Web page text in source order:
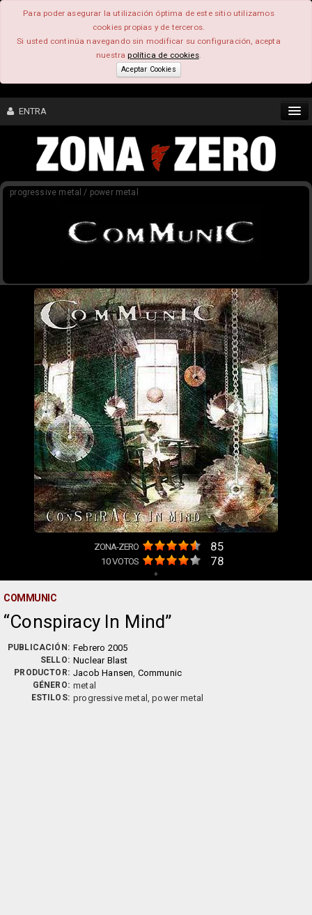
Para poder asegurar la utilización óptima de este sitio utilizamos
cookies propias y de terceros.
Si usted continúa navegando sin modificar su configuración, acepta
nuestrapolítica de cookies.
Aceptar Cookies
ENTRA
CONTENIDO
COMUNIDAD
FEEEDBACK
progressive metal / power metal
ZONA-ZERO 85
10VOTOS 78
+
COMMUNIC
Conspiracy In Mind
PUBLICACIÓN: Febrero 2005
SELLO: Nuclear Blast
PRODUCTOR: Jacob Hansen, Communic
GÉNERO: metal
ESTILOS: progressive metal, power metal